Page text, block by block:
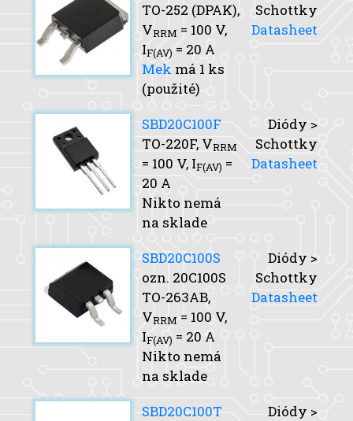
TO-252 (DPAK),
VRRM = 100 V,
IF(AV) = 20 A
Mek má 1 ks
(použité)
Schottky
Datasheet
SBD20C100F
TO-220F, VRRM
= 100 V, IF(AV) =
20 A
Nikto nemá
na sklade
Diódy >
Schottky
Datasheet
SBD20C100S
ozn. 20C100S
TO-263AB,
VRRM = 100 V,
IF(AV) = 20 A
Nikto nemá
na sklade
Diódy >
Schottky
Datasheet
SBD20C100T
Diódy >